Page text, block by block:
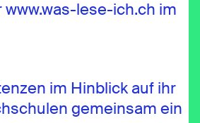
lese-ich.ch im
im Hinblick auf ihr
gemeinsam ein